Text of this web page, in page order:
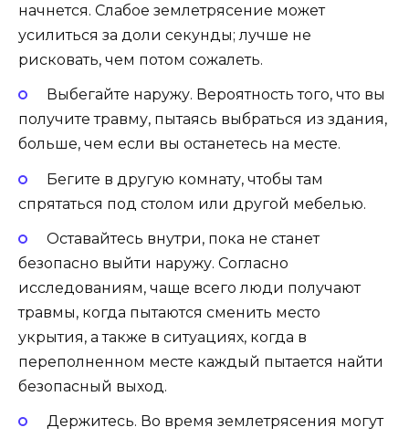
начнется. Слабое землетрясение может
усилиться за доли секунды; лучше не
рисковать, чем потом сожалеть.
Выбегайте наружу. Вероятность того, что вы
получите травму, пытаясь выбраться из здания,
больше, чем если вы останетесь на месте.
Бегите в другую комнату, чтобы там
спрятаться под столом или другой мебелью.
Оставайтесь внутри, пока не станет
безопасно выйти наружу. Согласно
исследованиям, чаще всего люди получают
травмы, когда пытаются сменить место
укрытия, а также в ситуациях, когда в
переполненном месте каждый пытается найти
безопасный выход.
Держитесь. Во время землетрясения могут